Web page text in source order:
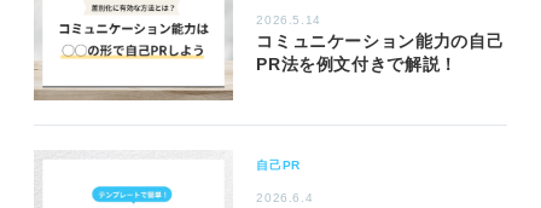
2026.5.14
コミュニケーション能力の自己
PR法を例文付きで解説！
自己PR
2026.6.4